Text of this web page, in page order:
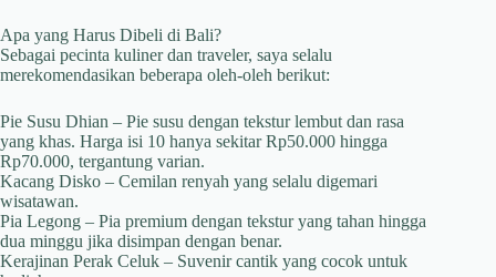
Apa yang Harus Dibeli di Bali?
Sebagai pecinta kuliner dan traveler, saya selalu
merekomendasikan beberapa oleh-oleh berikut:
Pie Susu Dhian – Pie susu dengan tekstur lembut dan rasa
yang khas. Harga isi 10 hanya sekitar Rp50.000 hingga
Rp70.000, tergantung varian.
Kacang Disko – Cemilan renyah yang selalu digemari
wisatawan.
Pia Legong – Pia premium dengan tekstur yang tahan hingga
dua minggu jika disimpan dengan benar.
Kerajinan Perak Celuk – Suvenir cantik yang cocok untuk